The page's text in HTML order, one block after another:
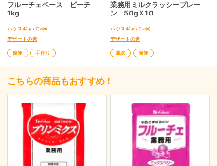
フルーチェベース ピーチ
1kg
ハウスギャバン㈱
デザートの素
簡便 手作り
業務用ミルクラッシープレー
ン 50gＸ10
ハウスギャバン㈱
デザートの素
風味 簡便
こちらの商品もおすすめ！